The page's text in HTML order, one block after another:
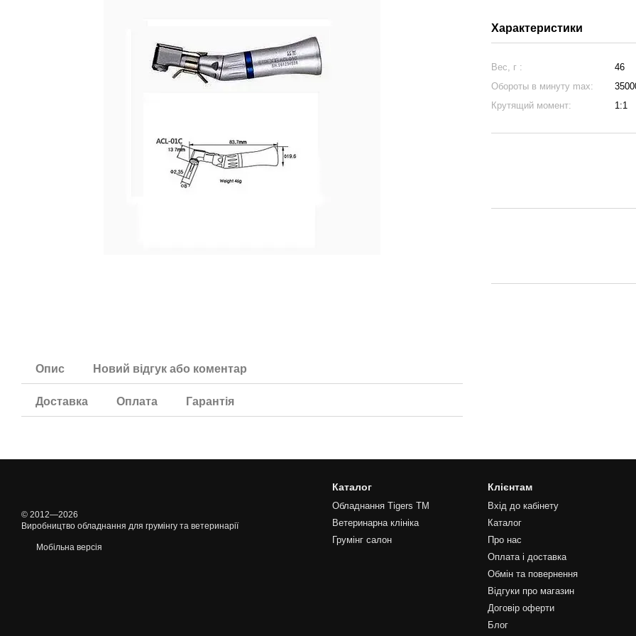
Опис Новий відгук або коментар
Доставка Оплата Гарантія
Характеристики
Вес, г :
46
Обороты в минуту max:
Крутящий момент:
1:1
© 2012—2026
Виробництво обладнання для грумінгу та ветеринарії
Мобільна версія
Каталог
Обладнання Tigers TM
Ветеринарна клініка
Грумінг салон
Клієнтам
Вхід до кабінету
Каталог
Про нас
Оплата і доставка
Обмін та повернення
Відгуки про магазин
Договір оферти
Блог